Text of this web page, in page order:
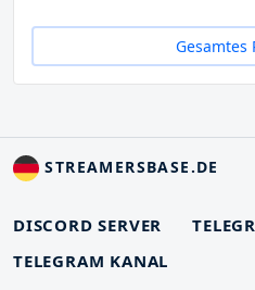
Gesamtes
STREAMERSBASE.DE
DISCORD SERVER
TELEGRAM KANAL